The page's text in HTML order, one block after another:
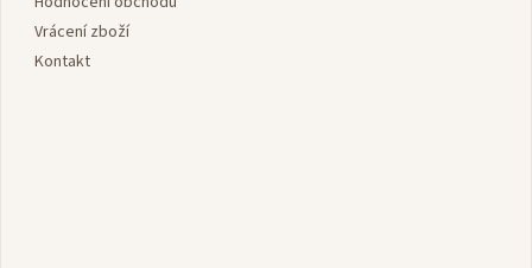
Vrácení zboží
Kontakt